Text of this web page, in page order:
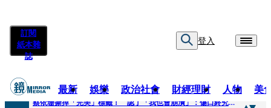
訂閱
紙本雜
誌
登入
最新 娛樂 政治社會 財經理財 人物 美
快訊
蔡依珊撕掉「完美」標籤！ 認了「我也會崩潰」：傷口終究會癒合